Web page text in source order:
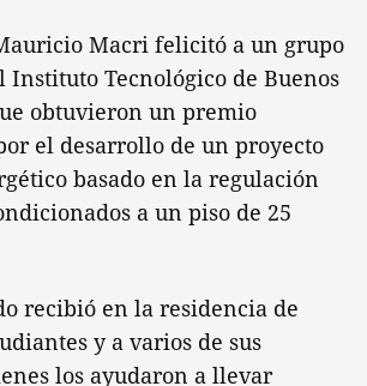
Macri felicitó a un grupo
Instituto Tecnológico de Buenos
obtuvieron un premio
el desarrollo de un proyecto
basado en la regulación
a un piso de 25
recibió en la residencia de
y a varios de sus
los ayudaron a llevar